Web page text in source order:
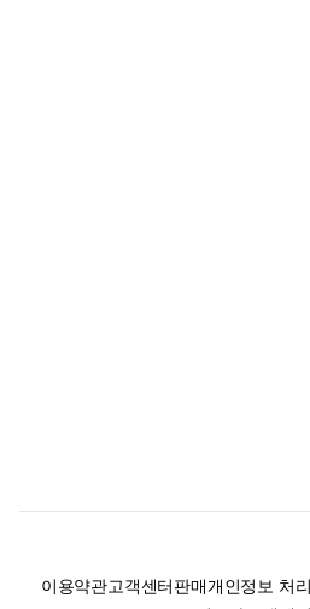
이용약관고객센터판매개인정보 처